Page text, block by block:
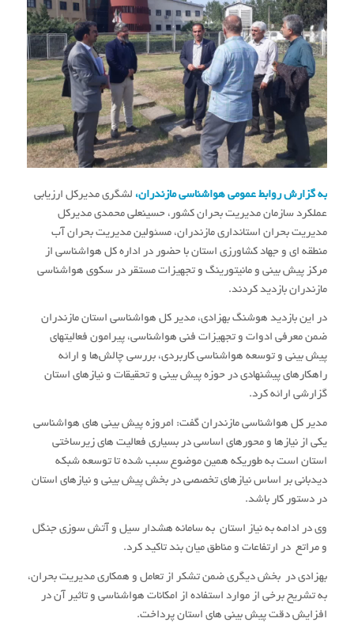
به گزارش روابط عمومی هواشناسی مازندران، لشگری مدیرکل ارزیابی
عملکرد سازمان مدیریت بحران کشور، حسینعلی محمدی مدیرکل
مدیریت بحران استانداری مازندران، مسئولین مدیریت بحران آب
منطقه ای و جهاد کشاورزی استان با حضور در اداره کل هواشناسی از
مرکز پیش بینی و مانیتورینگ و تجهیزات مستقر در سکوی هواشناسی
مازندران بازدید کردند.
در این بازدید هوشنگ بهزادی، مدیر کل هواشناسی استان مازندران
ضمن معرفی ادوات و تجهیزات فنی هواشناسی، پیرامون فعالیتهای
پیش بینی و توسعه هواشناسی کاربردی، بررسی چالش‌ها و ارائه
راهکارهای پیشنهادی در حوزه پیش بینی و تحقیقات و نیازهای استان
گزارشی ارائه کرد.
مدیر کل هواشناسی مازندران گفت: امروزه پیش بینی های هواشناسی
یکی از نیازها و محورهای اساسی در بسیاری فعالیت های زیرساختی
استان است به طوریکه همین موضوع سبب شده تا توسعه شبکه
دیدبانی بر اساس نیازهای تخصصی در بخش پیش بینی و نیازهای استان
در دستور کار باشد.
وی در ادامه به نیاز استان به سامانه هشدار سیل و آتش سوزی جنگل
و مراتع در ارتفاعات و مناطق میان بند تاکید کرد.
بهزادی در بخش دیگری ضمن تشکر از تعامل و همکاری مدیریت بحران،
به تشریح برخی از موارد استفاده از امکانات هواشناسی و تاثیر آن در
افزایش دقت پیش بینی های استان پرداخت.